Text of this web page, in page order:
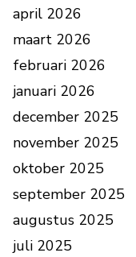
april 2026
maart 2026
februari 2026
januari 2026
december 2025
november 2025
oktober 2025
september 2025
augustus 2025
juli 2025